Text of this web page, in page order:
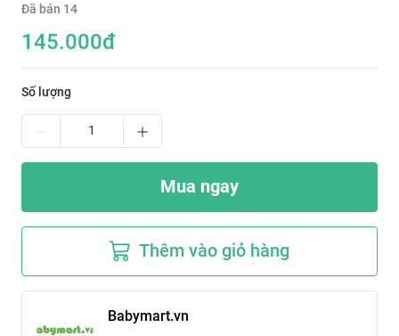
Đã bán 14
145.000đ
Số lượng
Mua ngay
Thêm vào giỏ hàng
Babymart.vn